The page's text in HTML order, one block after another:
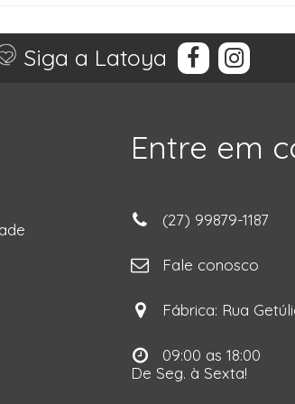
Siga a Latoya
Entre em
(27) 99879-1187
Fale conosco
Fábrica: Rua
09:00 as 18:00
De Seg. à Sexta!